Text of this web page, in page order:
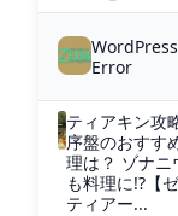
WordPress
Error
ティアキン攻
序盤のおすす
理は？ ゾナニ
も料理に!?【
ティアー...